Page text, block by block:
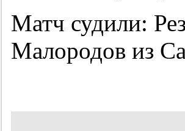
Матч судили:
Малородов из